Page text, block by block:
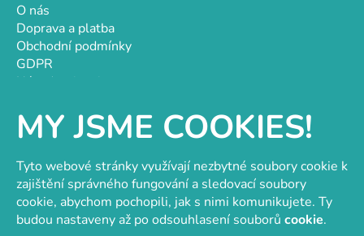
MY JSME COOKIES!
Tyto webové stránky využívají nezbytné soubory cookie k
zajištění správného fungování a sledovací soubory
cookie, abychom pochopili, jak s nimi komunikujete. Ty
budou nastaveny až po odsouhlasení souborů cookie.
O nás
Doprava a platba
Obchodní podmínky
GDPR
Návody a inspirace
Velkoobchod
Kontakt
Kontakt
objednavky@e-vytvarka.cz
+420 725 657 656
+420 776 848 482